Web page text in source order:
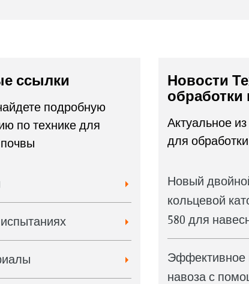
ссылки
подробную
по технике для
Новости
Актуальное
для
Новый
кольцевой
580 для
Эффективное
навоза с